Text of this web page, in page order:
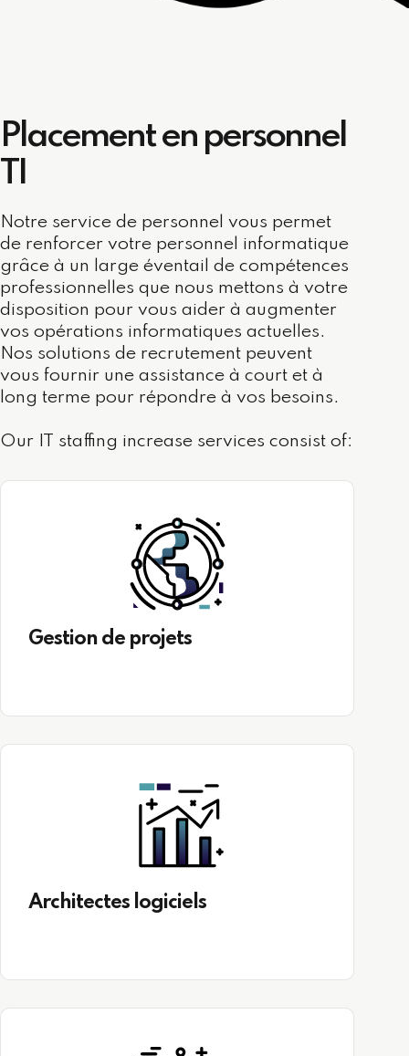
Placement en personnel
TI
Notre service de personnel vous permet
de renforcer votre personnel informatique
grâce à un large éventail de compétences
professionnelles que nous mettons à votre
disposition pour vous aider à augmenter
vos opérations informatiques actuelles.
Nos solutions de recrutement peuvent
vous fournir une assistance à court et à
long terme pour répondre à vos besoins.
Our IT staffing increase services consist of:
Gestion de projets
Architectes logiciels